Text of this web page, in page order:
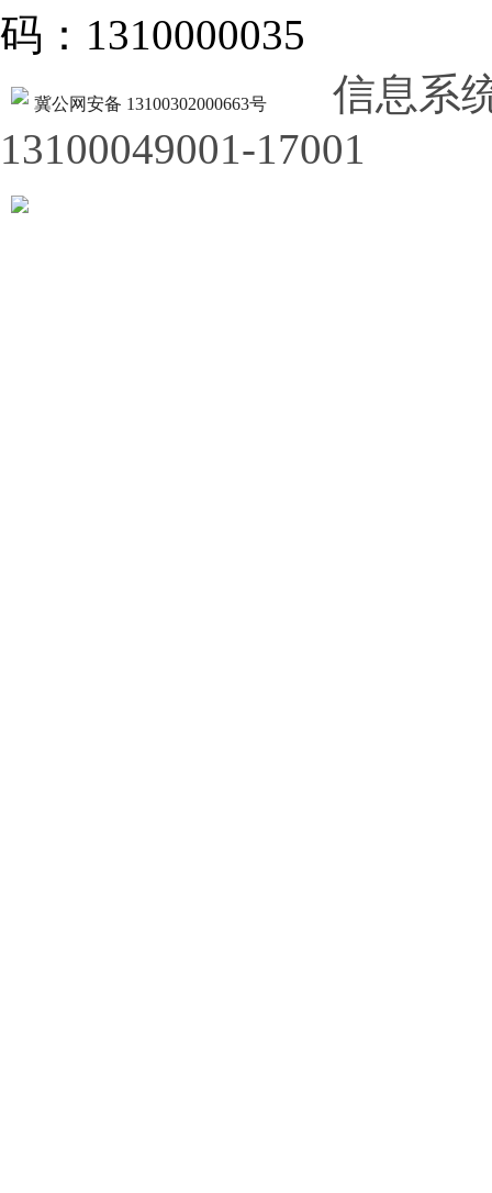
码：1310000035
冀公网安备 13100302000663号
信息系
13100049001-17001